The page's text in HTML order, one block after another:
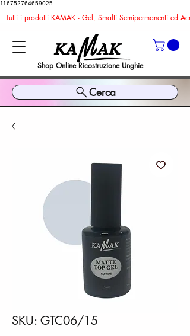
116752764659025
Shop Online Ricostruzione Unghie
Cerca
Tutti i prodotti KAMAK - Gel, Smalti Semipermanenti ed
SKU: GTC06/15